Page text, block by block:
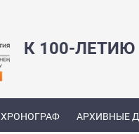
К 100-
ХРОНОГРАФ АРХИВНЫЕ